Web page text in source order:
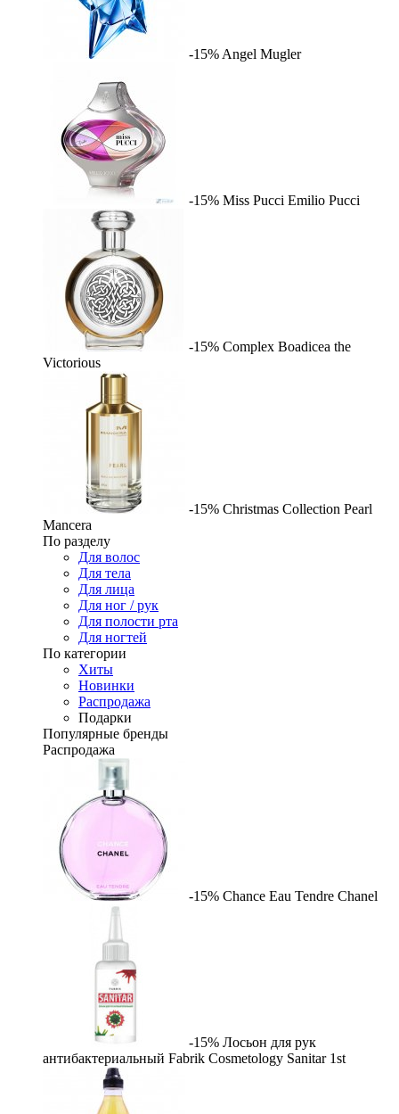
-15% Angel Mugler
-15% Miss Pucci Emilio Pucci
-15% Complex Boadicea the
Victorious
-15% Christmas Collection Pearl
Mancera
По разделу
Для волос
Для тела
Для лица
Для ног / рук
Для полости рта
Для ногтей
По категории
Хиты
Новинки
Распродажа
Подарки
Популярные бренды
Распродажа
-15% Chance Eau Tendre Chanel
-15% Лосьон для рук
антибактериальный Fabrik Cosmetology Sanitar 1st